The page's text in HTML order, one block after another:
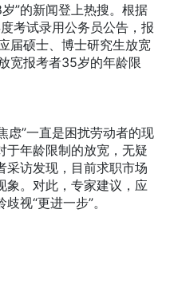
”的新闻登上热搜。根据
考试录用公务员公告，报
届硕士、博士研究生放宽
宽报考者35岁的年龄限
虑”一直是困扰劳动者的现
于年龄限制的放宽，无疑
采访发现，目前求职市场
象。对此，专家建议，应
视“更进一步”。